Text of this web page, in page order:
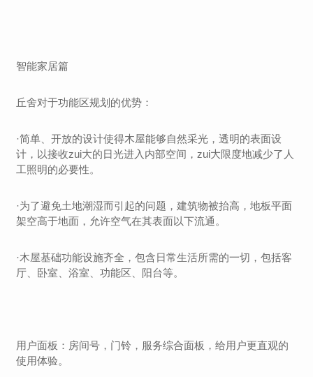
智能家居篇
丘舍对于功能区规划的优势：
·简单、开放的设计使得木屋能够自然采光，透明的表面设
计，以接收zui大的日光进入内部空间，zui大限度地减少了人
工照明的必要性。
·为了避免土地潮湿而引起的问题，建筑物被抬高，地板平面
架空高于地面，允许空气在其表面以下流通。
·木屋基础功能设施齐全，包含日常生活所需的一切，包括客
厅、卧室、浴室、功能区、阳台等。
用户面板：房间号，门铃，服务综合面板，给用户更直观的
使用体验。